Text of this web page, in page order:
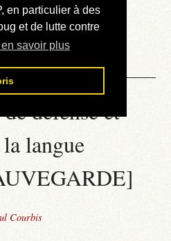
en particulier à des
et de lutte contre
en savoir plus
défense et
langue
Courbis